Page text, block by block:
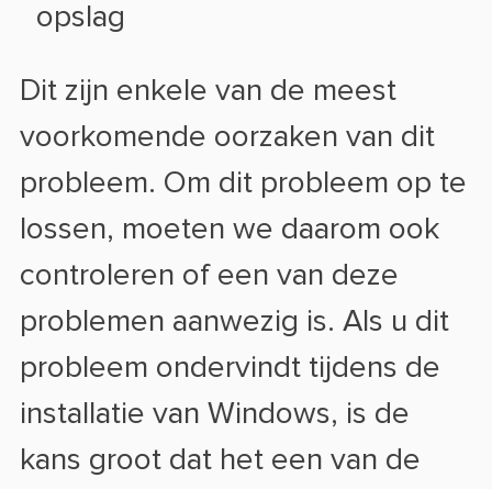
opslag
Dit zijn enkele van de meest
voorkomende oorzaken van dit
probleem. Om dit probleem op te
lossen, moeten we daarom ook
controleren of een van deze
problemen aanwezig is. Als u dit
probleem ondervindt tijdens de
installatie van Windows, is de
kans groot dat het een van de